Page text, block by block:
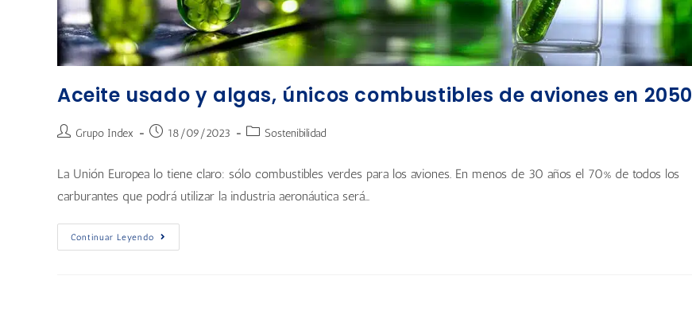
Aceite usado y algas, únicos combustibles de aviones en 2050
Grupo Index 18/09/2023 Sostenibilidad
La Unión Europea lo tiene claro: sólo combustibles verdes para los aviones. En menos de 30 años el 70% de todos los
carburantes que podrá utilizar la industria aeronáutica será…
Continuar Leyendo